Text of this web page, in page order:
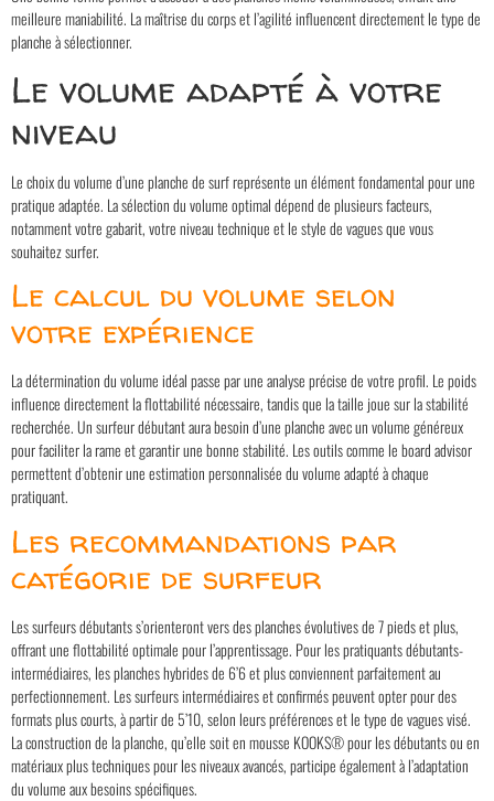
meilleure maniabilité. La maîtrise du corps et l’agilité influencent directement le type de
planche à sélectionner.
Le volume adapté à votre
niveau
Le choix du volume d’une planche de surf représente un élément fondamental pour une
pratique adaptée. La sélection du volume optimal dépend de plusieurs facteurs,
notamment votre gabarit, votre niveau technique et le style de vagues que vous
souhaitez surfer.
Le calcul du volume selon
votre expérience
La détermination du volume idéal passe par une analyse précise de votre profil. Le poids
influence directement la flottabilité nécessaire, tandis que la taille joue sur la stabilité
recherchée. Un surfeur débutant aura besoin d’une planche avec un volume généreux
pour faciliter la rame et garantir une bonne stabilité. Les outils comme le board advisor
permettent d’obtenir une estimation personnalisée du volume adapté à chaque
pratiquant.
Les recommandations par
catégorie de surfeur
Les surfeurs débutants s’orienteront vers des planches évolutives de 7 pieds et plus,
offrant une flottabilité optimale pour l’apprentissage. Pour les pratiquants débutants-
intermédiaires, les planches hybrides de 6’6 et plus conviennent parfaitement au
perfectionnement. Les surfeurs intermédiaires et confirmés peuvent opter pour des
formats plus courts, à partir de 5’10, selon leurs préférences et le type de vagues visé.
La construction de la planche, qu’elle soit en mousse KOOKS® pour les débutants ou en
matériaux plus techniques pour les niveaux avancés, participe également à l’adaptation
du volume aux besoins spécifiques.